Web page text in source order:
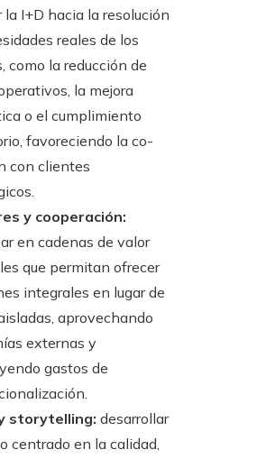
la I+D hacia la resolución
reales de los
como la reducción de
la mejora
o el cumplimiento
favoreciendo la co-
con clientes
y cooperación:
en cadenas de valor
que permitan ofrecer
integrales en lugar de
aprovechando
externas y
gastos de
storytelling: desarrollar
centrado en la calidad,